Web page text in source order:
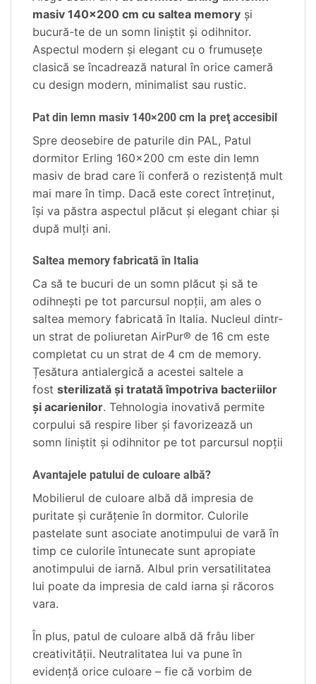
masiv 140×200 cm cu saltea memory şi
bucură-te de un somn liniştit şi odihnitor.
Aspectul modern şi elegant cu o frumuseţe
clasică se încadrează natural în orice cameră
cu design modern, minimalist sau rustic.
Pat din lemn masiv 140×200 cm la preţ accesibil
Spre deosebire de paturile din PAL, Patul
dormitor Erling 160×200 cm este din lemn
masiv de brad care îi conferă o rezistenţă mult
mai mare în timp. Dacă este corect întreţinut,
îşi va păstra aspectul plăcut şi elegant chiar şi
după mulţi ani.
Saltea memory fabricată în Italia
Ca să te bucuri de un somn plăcut şi să te
odihneşti pe tot parcursul nopţii, am ales o
saltea memory fabricată în Italia. Nucleul dintr-
un strat de poliuretan AirPur® de 16 cm este
completat cu un strat de 4 cm de memory.
Țesătura antialergică a acestei saltele a
fost sterilizată și tratată împotriva bacteriilor
și acarienilor. Tehnologia inovativă permite
corpului să respire liber și favorizează un
somn liniștit și odihnitor pe tot parcursul nopții
Avantajele patului de culoare albă?
Mobilierul de culoare albă dă impresia de
puritate şi curăţenie în dormitor. Culorile
pastelate sunt asociate anotimpului de vară în
timp ce culorile întunecate sunt apropiate
anotimpului de iarnă. Albul prin versatilitatea
lui poate da impresia de cald iarna şi răcoros
vara.
În plus, patul de culoare albă dă frâu liber
creativităţii. Neutralitatea lui va pune în
evidenţă orice culoare – fie că vorbim de